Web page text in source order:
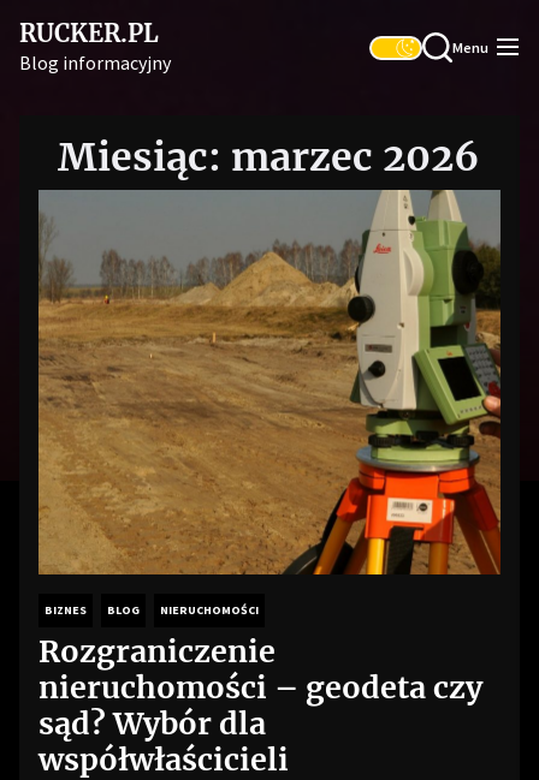
the
RUCKER.PL
Blog informacyjny
Menu
Miesiąc: marzec 2026
BIZNES BLOG NIERUCHOMOŚCI
Rozgraniczenie
nieruchomości – geodeta czy
sąd? Wybór dla
współwłaścicieli